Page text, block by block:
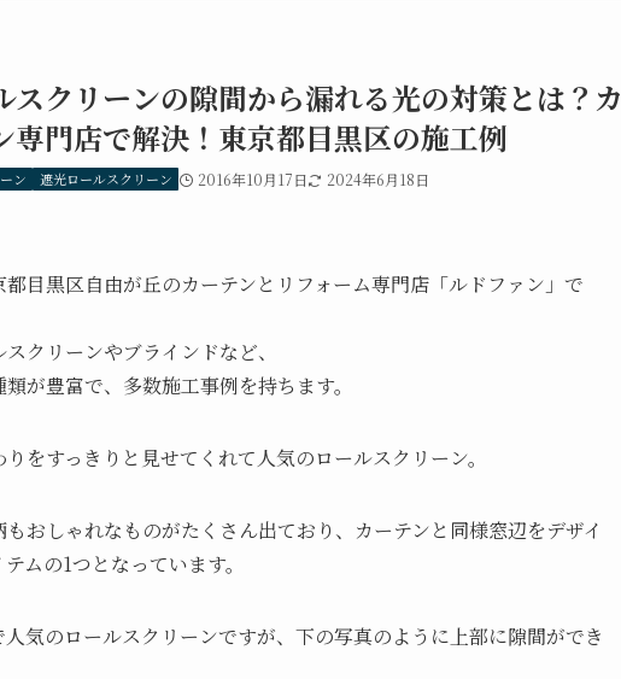
スクリーンの隙間から漏れる光の対策とは？カ
専門店で解決！東京都目黒区の施工例
ン 遮光ロールスクリーン 2016年10月17日 2024年6月18日
都目黒区自由が丘のカーテンとリフォーム専門店「ルドファン」で
クリーンやブラインドなど、
が豊富で、多数施工事例を持ちます。
をすっきりと見せてくれて人気のロールスクリーン。
おしゃれなものがたくさん出ており、カーテンと同様窓辺をデザイ
ムの1つとなっています。
気のロールスクリーンですが、下の写真のように上部に隙間ができ